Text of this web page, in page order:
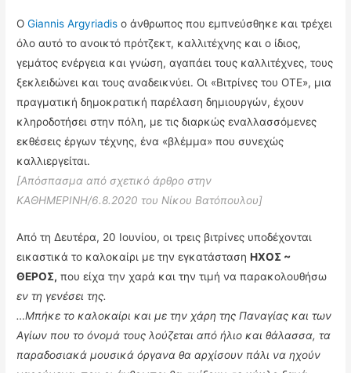
ΟGiannis Argyriadis ο άνθρωπος που εμπνεύσθηκε και τρέχει
όλο αυτό το ανοικτό πρότζεκτ, καλλιτέχνης και ο ίδιος,
γεμάτος ενέργεια και γνώση, αγαπάει τους καλλιτέχνες, τους
ξεκλειδώνει και τους αναδεικνύει. Οι «Βιτρίνες του ΟΤΕ», μια
πραγματική δημοκρατική παρέλαση δημιουργών, έχουν
κληροδοτήσει στην πόλη, με τις διαρκώς εναλλασσόμενες
εκθέσεις έργων τέχνης, ένα «βλέμμα» που συνεχώς
καλλιεργείται.
[Απόσπασμα από σχετικό άρθρο στην
ΚΑΘΗΜΕΡΙΝΗ/6.8.2020 του Νίκου Βατόπουλου]
Από τη Δευτέρα, 20 Ιουνίου, οι τρεις βιτρίνες υποδέχονται
εικαστικά το καλοκαίρι με την εγκατάστασηΗΧΟΣ ~
ΘΕΡΟΣ, που είχα την χαρά και την τιμή να παρακολουθήσω
εν τη γενέσει της.
…Μπήκε το καλοκαίρι και με την χάρη της Παναγίας και των
Αγίων που το όνομά τους λούζεται από ήλιο και θάλασσα, τα
παραδοσιακά μουσικά όργανα θα αρχίσουν πάλι να ηχούν